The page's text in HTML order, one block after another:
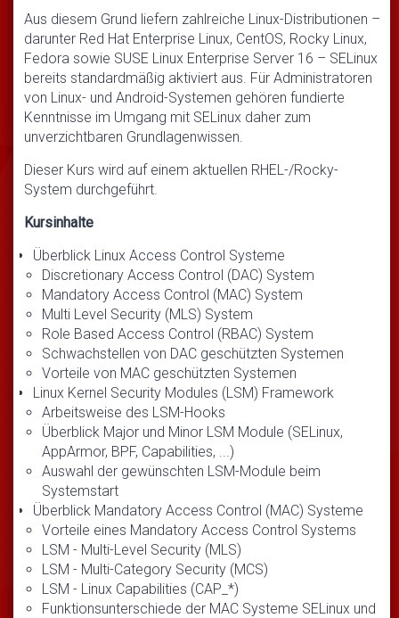
Aus diesem Grund liefern zahlreiche Linux-Distributionen –
darunter Red Hat Enterprise Linux, CentOS, Rocky Linux,
Fedora sowie SUSE Linux Enterprise Server 16 – SELinux
bereits standardmäßig aktiviert aus. Für Administratoren
von Linux- und Android-Systemen gehören fundierte
Kenntnisse im Umgang mit SELinux daher zum
unverzichtbaren Grundlagenwissen.
Dieser Kurs wird auf einem aktuellen RHEL-/Rocky-
System durchgeführt.
Kursinhalte
Überblick Linux Access Control Systeme
Discretionary Access Control (DAC) System
Mandatory Access Control (MAC) System
Multi Level Security (MLS) System
Role Based Access Control (RBAC) System
Schwachstellen von DAC geschützten Systemen
Vorteile von MAC geschützten Systemen
Linux Kernel Security Modules (LSM) Framework
Arbeitsweise des LSM-Hooks
Überblick Major und Minor LSM Module (SELinux,
AppArmor, BPF, Capabilities, ...)
Auswahl der gewünschten LSM-Module beim
Systemstart
Überblick Mandatory Access Control (MAC) Systeme
Vorteile eines Mandatory Access Control Systems
LSM - Multi-Level Security (MLS)
LSM - Multi-Category Security (MCS)
LSM - Linux Capabilities (CAP_*)
Funktionsunterschiede der MAC Systeme SELinux und